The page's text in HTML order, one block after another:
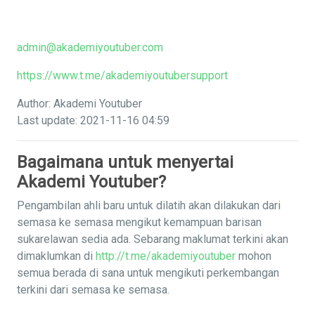
admin@akademiyoutuber.com
https://www.t.me/akademiyoutubersupport
Author: Akademi Youtuber
Last update: 2021-11-16 04:59
Bagaimana untuk menyertai
Akademi Youtuber?
Pengambilan ahli baru untuk dilatih akan dilakukan dari
semasa ke semasa mengikut kemampuan barisan
sukarelawan sedia ada. Sebarang maklumat terkini akan
dimaklumkan di http://t.me/akademiyoutuber mohon
semua berada di sana untuk mengikuti perkembangan
terkini dari semasa ke semasa.